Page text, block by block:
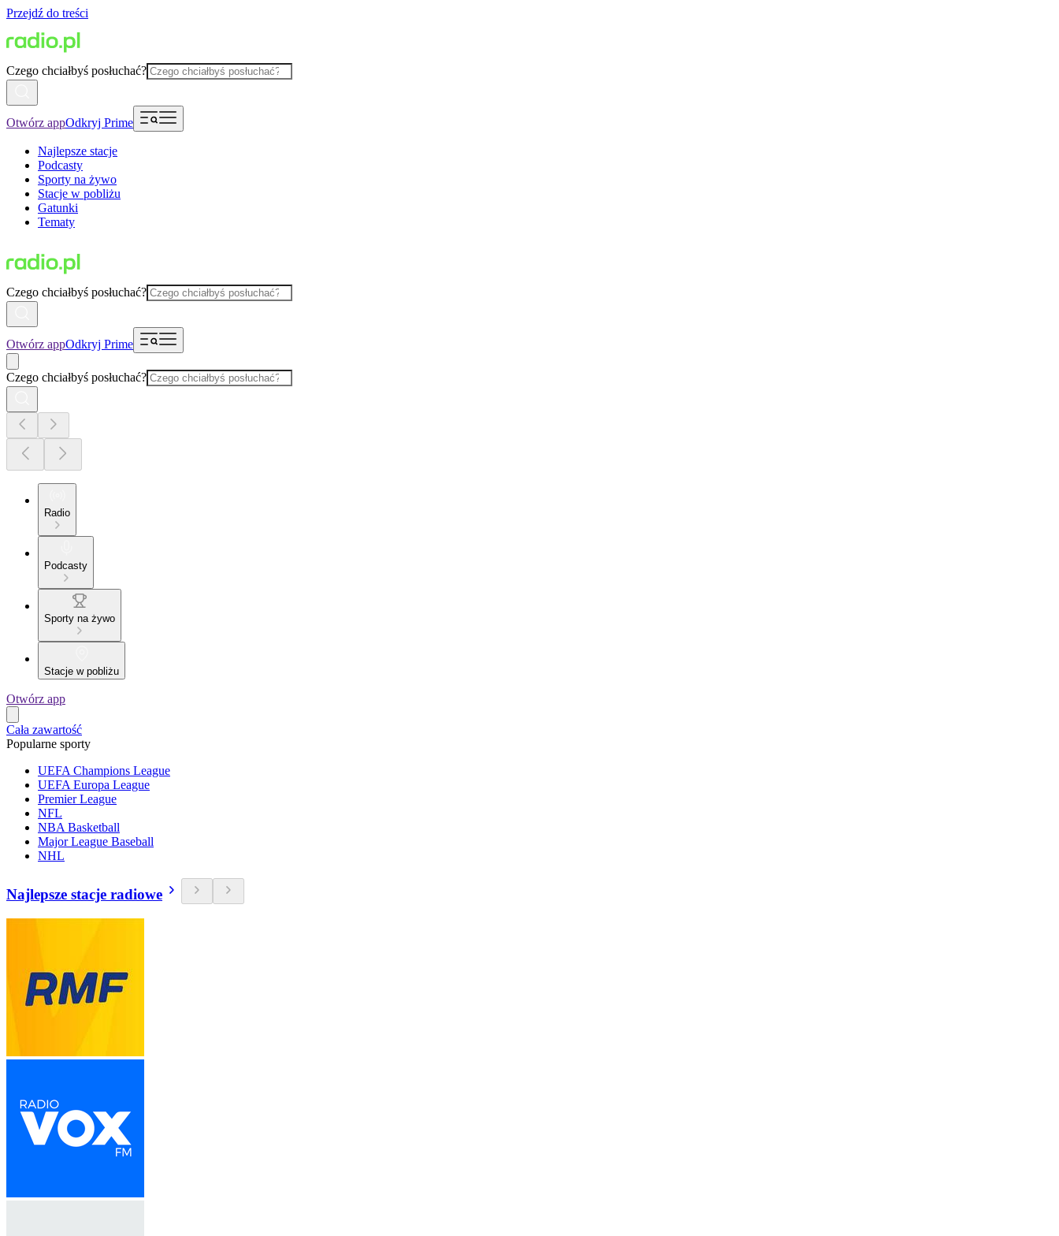
Przejdź do treści
Czego chciałbyś posłuchać?
Otwórz appOdkryj Prime
Najlepsze stacje
Podcasty
Sporty na żywo
Stacje w pobliżu
Gatunki
Tematy
Czego chciałbyś posłuchać?
Otwórz appOdkryj Prime
Czego chciałbyś posłuchać?
Radio
Podcasty
Sporty na żywo
Stacje w pobliżu
Otwórz app
Cała zawartość
Popularne sporty
UEFA Champions League
UEFA Europa League
Premier League
NFL
NBA Basketball
Major League Baseball
NHL
Najlepsze stacje radiowe